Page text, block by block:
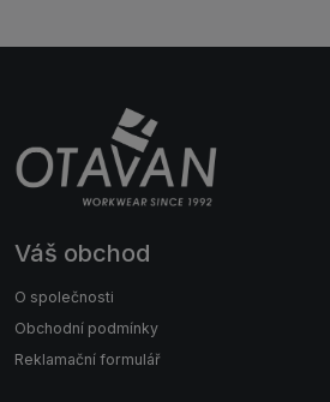
Váš obchod
O společnosti
Obchodní podmínky
Reklamační formulář